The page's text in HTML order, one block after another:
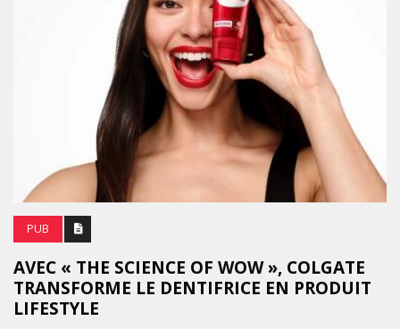
PUB
AVEC « THE SCIENCE OF WOW », COLGATE
TRANSFORME LE DENTIFRICE EN PRODUIT
LIFESTYLE